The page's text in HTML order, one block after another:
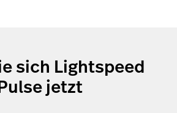
sich Lightspeed
jetzt